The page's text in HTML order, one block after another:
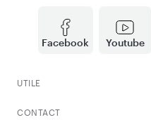
Facebook Youtube
UTILE
CONTACT